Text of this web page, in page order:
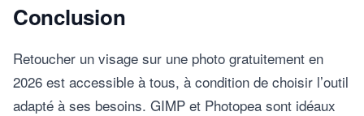
Conclusion
Retoucher un visage sur une photo gratuitement en
2026 est accessible à tous, à condition de choisir l’outil
adapté à ses besoins. GIMP et Photopea sont idéaux